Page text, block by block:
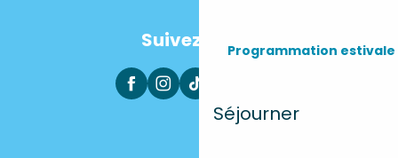
Programmation estivale
Séjourner
Suivez-nous